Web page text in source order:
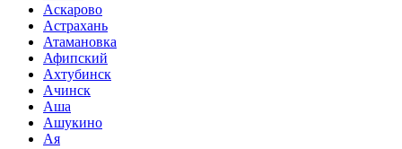
Аскарово
Астрахань
Атамановка
Афипский
Ахтубинск
Ачинск
Аша
Ашукино
Ая